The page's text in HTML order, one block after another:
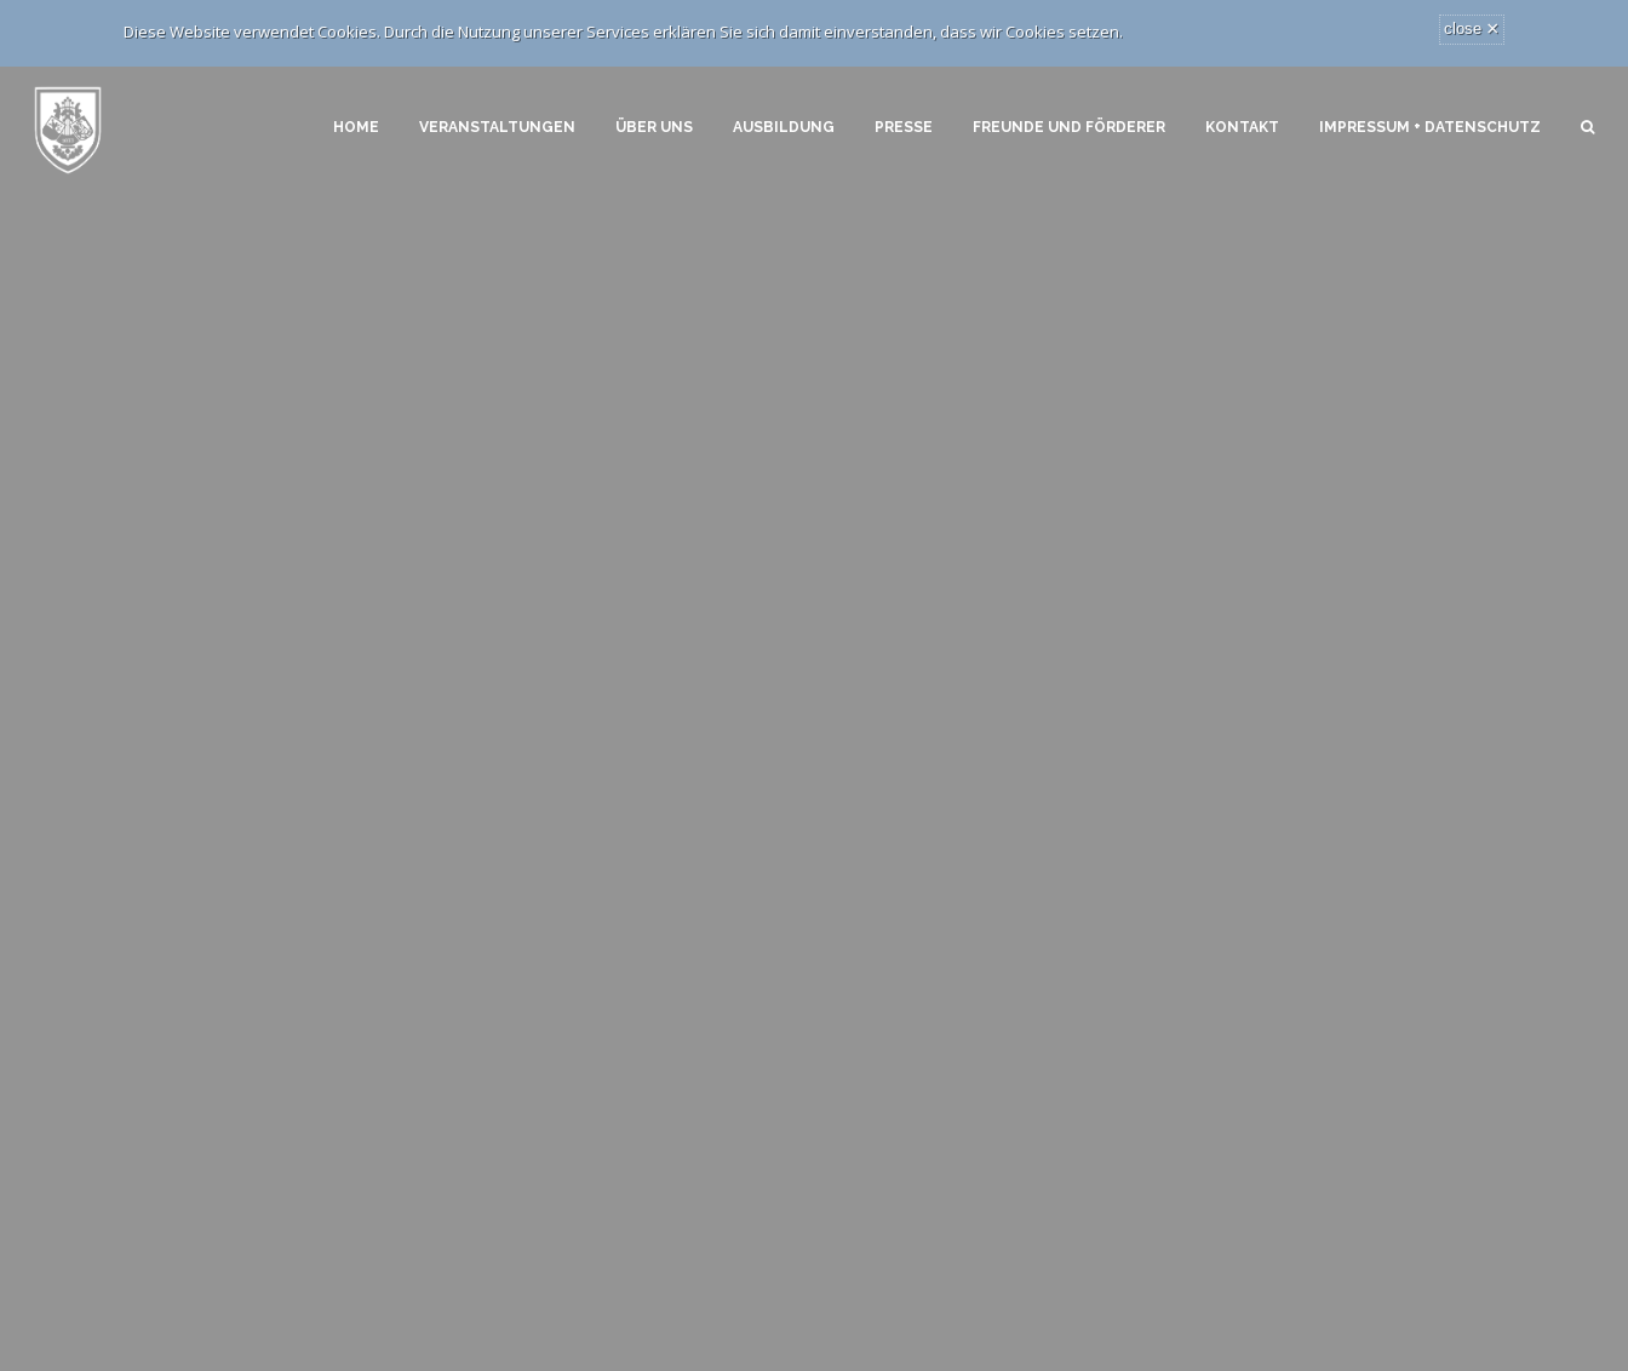
Diese Website verwendet Cookies. Durch die Nutzung unserer Services erklären Sie sich damit einverstanden, dass wir Cookies setzen. close ×
HOME VERANSTALTUNGEN ÜBER UNS AUSBILDUNG PRESSE FREUNDE UND FÖRDERER KONTAKT IMPRESSUM + DATENSCHUTZ